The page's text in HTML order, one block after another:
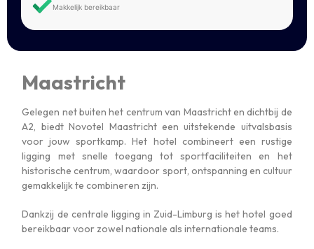
Makkelijk bereikbaar
Maastricht
Gelegen net buiten het centrum van Maastricht en dichtbij de
A2, biedt Novotel Maastricht een uitstekende uitvalsbasis
voor jouw sportkamp. Het hotel combineert een rustige
ligging met snelle toegang tot sportfaciliteiten en het
historische centrum, waardoor sport, ontspanning en cultuur
gemakkelijk te combineren zijn.
Dankzij de centrale ligging in Zuid-Limburg is het hotel goed
bereikbaar voor zowel nationale als internationale teams.